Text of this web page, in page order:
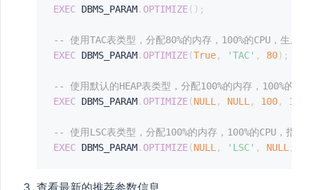
EXEC DBMS_PARAM. OPTIMIZE( ) ;
-- 使用TAC表类型，分配80%的内存，100%的CPU，生成
EXEC DBMS_PARAM. OPTIMIZE(True, 'TAC' , 80) ;
-- 使用默认的HEAP表类型，分配100%的内存，100%的
EXEC DBMS_PARAM. OPTIMIZE(NULL , NULL , 100, 100
-- 使用LSC表类型，分配100%的内存，100%的CPU，
EXEC DBMS_PARAM. OPTIMIZE(NULL , 'LSC' , NULL ,